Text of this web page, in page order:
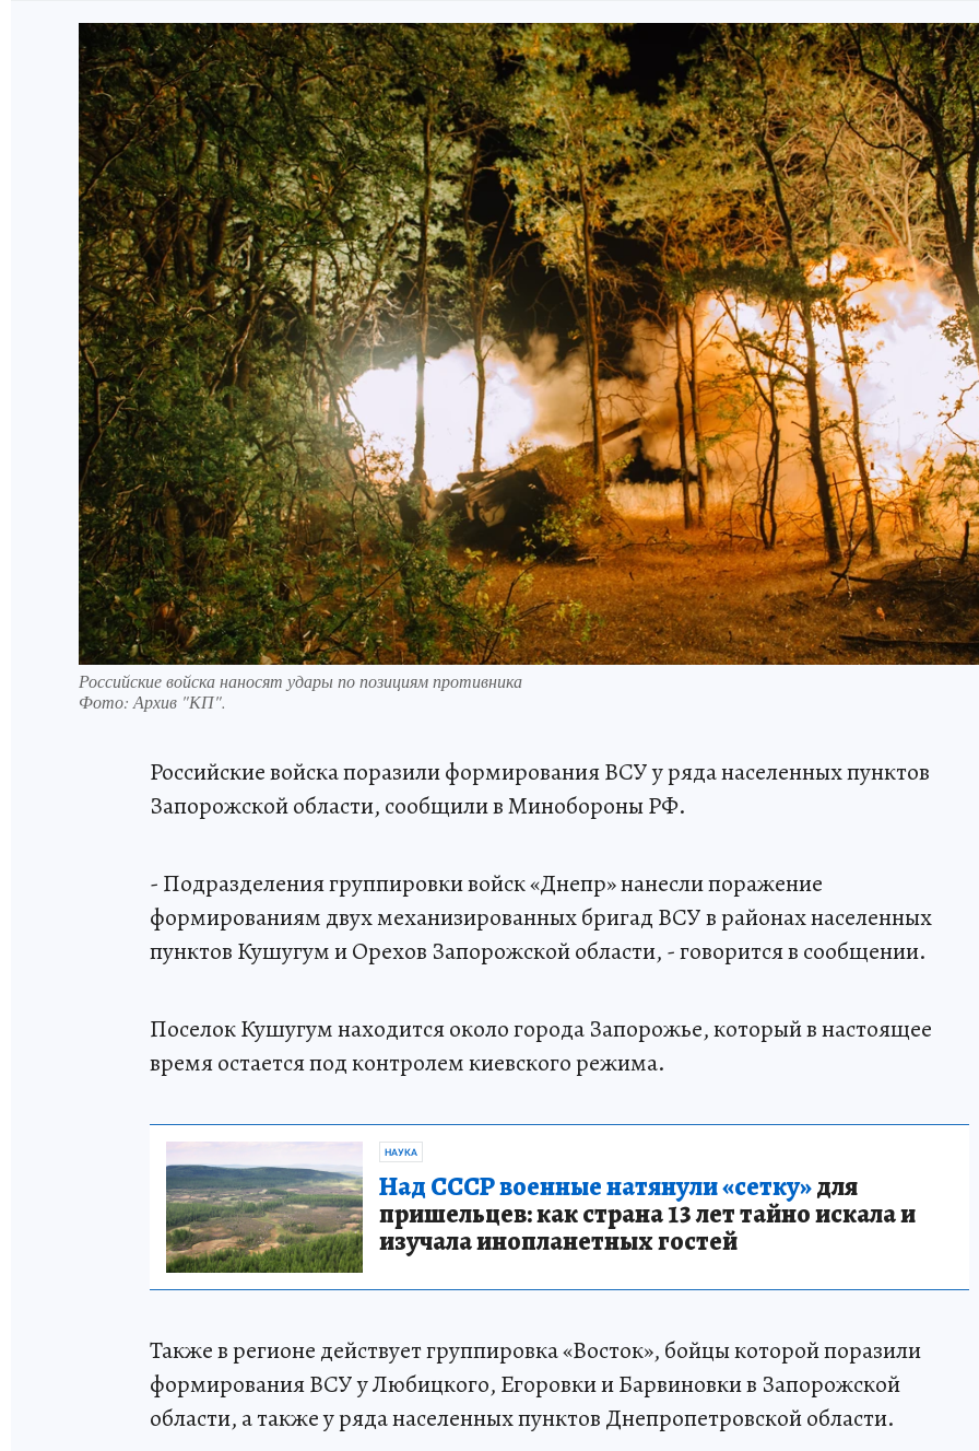
Российские войска наносят удары по позициям противника
Фото: Архив "КП".
Российские войска поразили формирования ВСУ у ряда населенных пунктов
Запорожской области, сообщили в Минобороны РФ.
- Подразделения группировки войск «Днепр» нанесли поражение
формированиям двух механизированных бригад ВСУ в районах населенных
пунктов Кушугум и Орехов Запорожской области, - говорится в сообщении.
Поселок Кушугум находится около города Запорожье, который в настоящее
время остается под контролем киевского режима.
НАУКА
Над СССР военные натянули «сетку»для
пришельцев: как страна 13 лет тайно искала и
изучала инопланетных гостей
Также в регионе действует группировка «Восток», бойцы которой поразили
формирования ВСУ у Любицкого, Егоровки и Барвиновки в Запорожской
области, а также у ряда населенных пунктов Днепропетровской области.